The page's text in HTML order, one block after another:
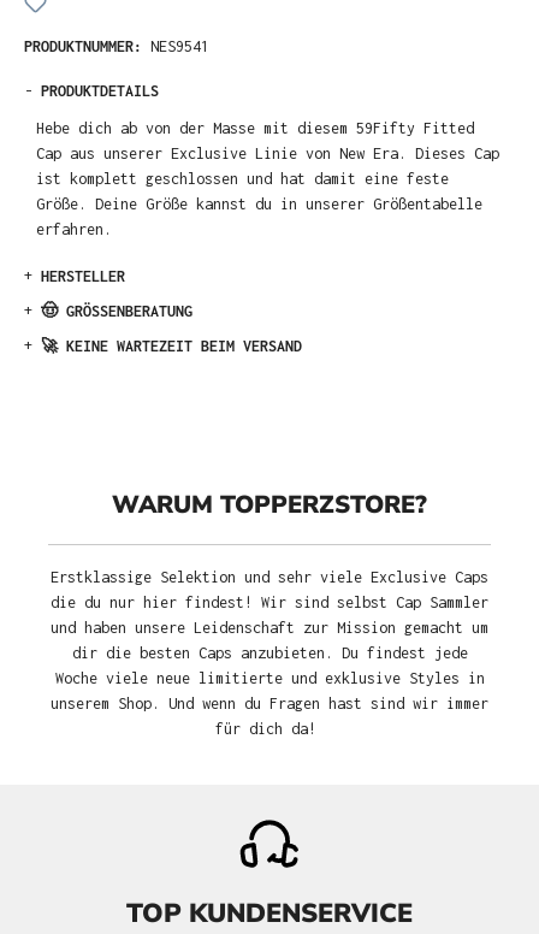
PRODUKTNUMMER: NES9541
- PRODUKTDETAILS
Hebe dich ab von der Masse mit diesem 59Fifty Fitted
Cap aus unserer Exclusive Linie von New Era. Dieses Cap
ist komplett geschlossen und hat damit eine feste
Größe. Deine Größe kannst du in unserer Größentabelle
erfahren.
+ HERSTELLER
+ 🤠 GRÖSSENBERATUNG
+ 🚀 KEINE WARTEZEIT BEIM VERSAND
WARUM TOPPERZSTORE?
Erstklassige Selektion und sehr viele Exclusive Caps
die du nur hier findest! Wir sind selbst Cap Sammler
und haben unsere Leidenschaft zur Mission gemacht um
dir die besten Caps anzubieten. Du findest jede
Woche viele neue limitierte und exklusive Styles in
unserem Shop. Und wenn du Fragen hast sind wir immer
für dich da!
TOP KUNDENSERVICE